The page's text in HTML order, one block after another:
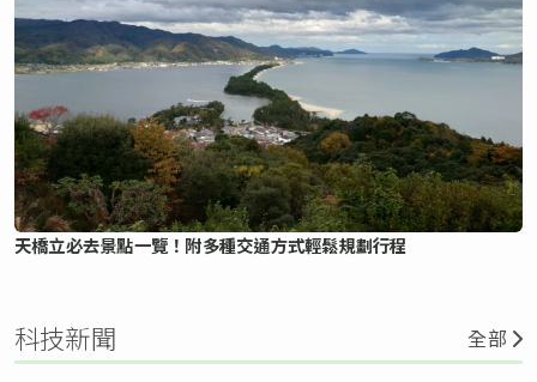
天橋立必去景點一覽！附多種交通方式輕鬆規劃行程
科技新聞 全部